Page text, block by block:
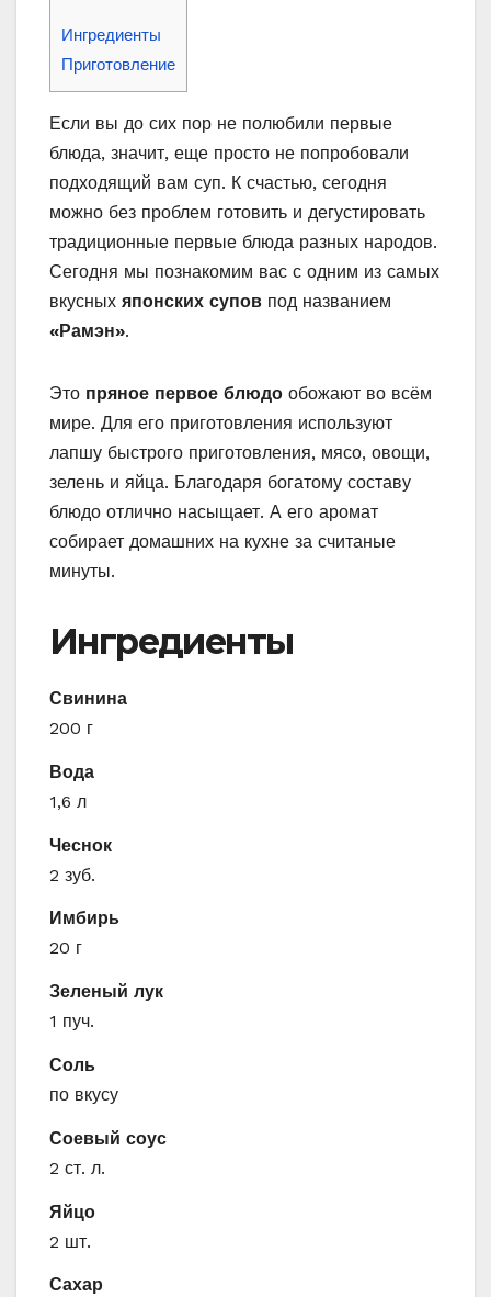
Ингредиенты
Приготовление
Если вы до сих пор не полюбили первые
блюда, значит, еще просто не попробовали
подходящий вам суп. К счастью, сегодня
можно без проблем готовить и дегустировать
традиционные первые блюда разных народов.
Сегодня мы познакомим вас с одним из самых
вкусных японских супов под названием
«Рамэн».
Это пряное первое блюдо обожают во всём
мире. Для его приготовления используют
лапшу быстрого приготовления, мясо, овощи,
зелень и яйца. Благодаря богатому составу
блюдо отлично насыщает. А его аромат
собирает домашних на кухне за считаные
минуты.
Ингредиенты
Свинина
200 г
Вода
1,6 л
Чеснок
2 зуб.
Имбирь
20 г
Зеленый лук
1 пуч.
Соль
по вкусу
Соевый соус
2 ст. л.
Яйцо
2 шт.
Сахар